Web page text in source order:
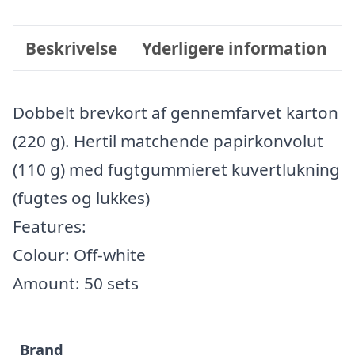
Beskrivelse Yderligere information
Dobbelt brevkort af gennemfarvet karton
(220 g). Hertil matchende papirkonvolut
(110 g) med fugtgummieret kuvertlukning
(fugtes og lukkes)
Features:
Colour: Off-white
Amount: 50 sets
Brand